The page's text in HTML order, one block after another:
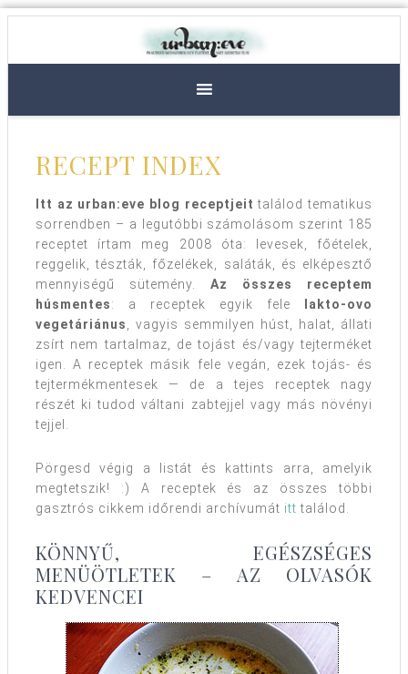
RECEPT INDEX
Itt az urban:eve blog receptjeit találod tematikus
sorrendben – a legutóbbi számolásom szerint 185
receptet írtam meg 2008 óta: levesek, főételek,
reggelik, tészták, főzelékek, saláták, és elképesztő
mennyiségű sütemény. Az összes receptem
húsmentes: a receptek egyik fele
lakto-ovo
vegetáriánus, vagyis semmilyen húst, halat, állati
zsírt nem tartalmaz, de tojást és/vagy tejterméket
igen. A receptek másik fele vegán, ezek tojás- és
tejtermékmentesek — de a tejes receptek nagy
részét ki tudod váltani zabtejjel vagy más növényi
tejjel.
Pörgesd végig a listát és kattints arra, amelyik
megtetszik! :) A receptek és az összes többi
gasztrós cikkem időrendi archívumát itt találod.
KÖNNYŰ, EGÉSZSÉGES
MENÜÖTLETEK – AZ OLVASÓK
KEDVENCEI